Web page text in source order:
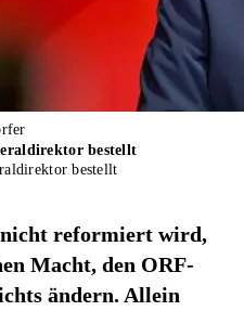
bestellt
bestellt
nicht reformiert wird,
Macht, den ORF-
ändern. Allein